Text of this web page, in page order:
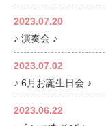
2023.07.20
♪ 演奏会 ♪
2023.07.02
♪ 6月お誕生日会 ♪
2023.06.22